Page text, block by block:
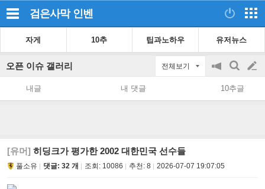
검은사막 인벤
자게 10추 팁과노하우 유저뉴스
오픈 이슈 갤러리 전체보기
공
지
on/off
검
색
글
쓰
내글 내 댓글 10추글
[유머] 히딩크가 평가한 2002 대한민국 선수들
풀소유 댓글: 32 개 조회: 10086 추천: 8 2026-07-07 19:07:05